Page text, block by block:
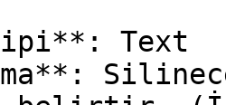
Text